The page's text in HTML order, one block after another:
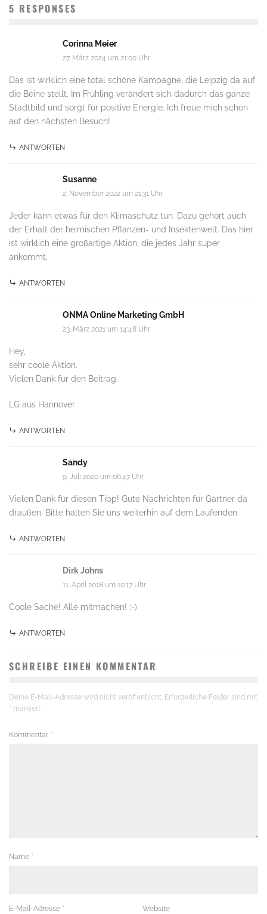
5 RESPONSES
Corinna Meier
27. März 2024 um 21:00 Uhr
Das ist wirklich eine total schöne Kampagne, die Leipzig da auf
die Beine stellt. Im Frühling verändert sich dadurch das ganze
Stadtbild und sorgt für positive Energie. Ich freue mich schon
auf den nächsten Besuch!
ANTWORTEN
Susanne
2. November 2022 um 21:31 Uhr
Jeder kann etwas für den Klimaschutz tun. Dazu gehört auch
der Erhalt der heimischen Pflanzen- und Insektenwelt. Das hier
ist wirklich eine großartige Aktion, die jedes Jahr super
ankommt.
ANTWORTEN
ONMA Online Marketing GmbH
23. März 2021 um 14:48 Uhr
Hey,
sehr coole Aktion.
Vielen Dank für den Beitrag.
LG aus Hannover
ANTWORTEN
Sandy
9. Juli 2020 um 06:47 Uhr
Vielen Dank für diesen Tipp! Gute Nachrichten für Gärtner da
draußen. Bitte halten Sie uns weiterhin auf dem Laufenden.
ANTWORTEN
Dirk Johns
11. April 2018 um 10:17 Uhr
Coole Sache! Alle mitmachen! :-)
ANTWORTEN
SCHREIBE EINEN KOMMENTAR
Deine E-Mail-Adresse wird nicht veröffentlicht. Erforderliche Felder sind mit
* markiert
Kommentar *
Name *
E-Mail-Adresse * Website